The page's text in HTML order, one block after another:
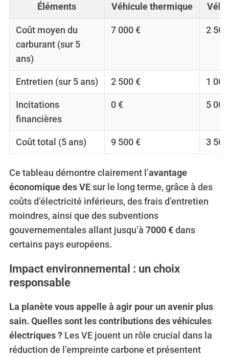
Éléments Véhicule thermique
Coût moyen du
carburant (sur 5
ans)
7 000 € 2
Entretien (sur 5 ans) 2 500 € 1
Incitations
financières
0 € 5
Coût total (5 ans) 9 500 € 3
Ce tableau démontre clairement l’avantage
économique des VEsur le long terme, grâce à des
coûts d’électricité inférieurs, des frais d’entretien
moindres, ainsi que des subventions
gouvernementales allant jusqu’à 7000 €dans
certains pays européens.
Impact environnemental : un choix
responsable
La planète vous appelle à agir pour un avenir plus
sain. Quelles sont les contributions des véhicules
électriques ?Les VE jouent un rôle crucial dans la
réduction de l’empreinte carbone et présentent